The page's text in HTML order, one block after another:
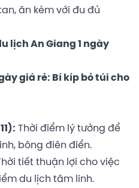
ăn kèm với đu đủ
lịch An Giang 1 ngày
giá rẻ: Bí kíp bỏ túi cho
Thời điểm lý tưởng để
bông điên điển.
tiết thuận lợi cho việc
du lịch tâm linh.